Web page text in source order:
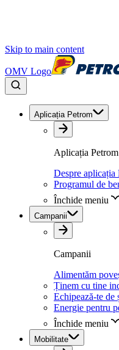
Skip to main content
OMV Logo
Aplicația Petrom
Aplicația Petrom
Despre aplicația
Programul de
Închide meniu
Campanii
Campanii
Alimentăm
Ținem cu tine
Echipează-te de
Energie pentru
Închide meniu
Mobilitate